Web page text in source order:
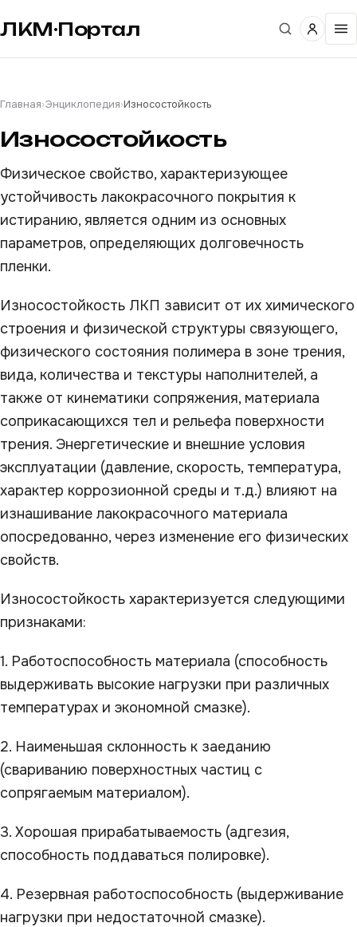
ЛКМ·Портал
Главная›Энциклопедия›Износостойкость
Износостойкость
Физическое свойство, характеризующее
устойчивость лакокрасочного покрытия к
истиранию, является одним из основных
параметров, определяющих долговечность
пленки.
Износостойкость ЛКП зависит от их химического
строения и физической структуры связующего,
физического состояния полимера в зоне трения,
вида, количества и текстуры наполнителей, а
также от кинематики сопряжения, материала
соприкасающихся тел и рельефа поверхности
трения. Энергетические и внешние условия
эксплуатации (давление, скорость, температура,
характер коррозионной среды и т.д.) влияют на
изнашивание лакокрасочного материала
опосредованно, через изменение его физических
свойств.
Износостойкость характеризуется следующими
признаками:
1. Работоспособность материала (способность
выдерживать высокие нагрузки при различных
температурах и экономной смазке).
2. Наименьшая склонность к заеданию
(свариванию поверхностных частиц с
сопрягаемым материалом).
3. Хорошая прирабатываемость (адгезия,
способность поддаваться полировке).
4. Резервная работоспособность (выдерживание
нагрузки при недостаточной смазке).